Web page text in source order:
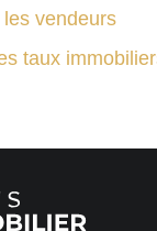
vendeurs
taux